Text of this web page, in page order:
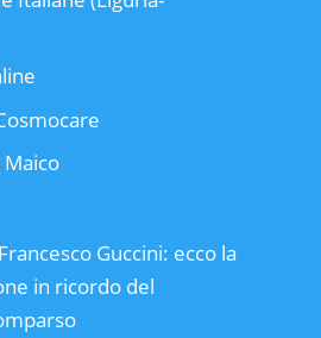
Guccini: ecco la
in ricordo del